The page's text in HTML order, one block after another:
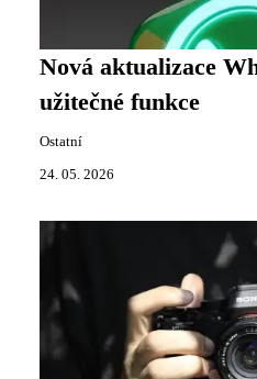
Nová aktualizace
užitečné funkce
Ostatní
24. 05. 2026